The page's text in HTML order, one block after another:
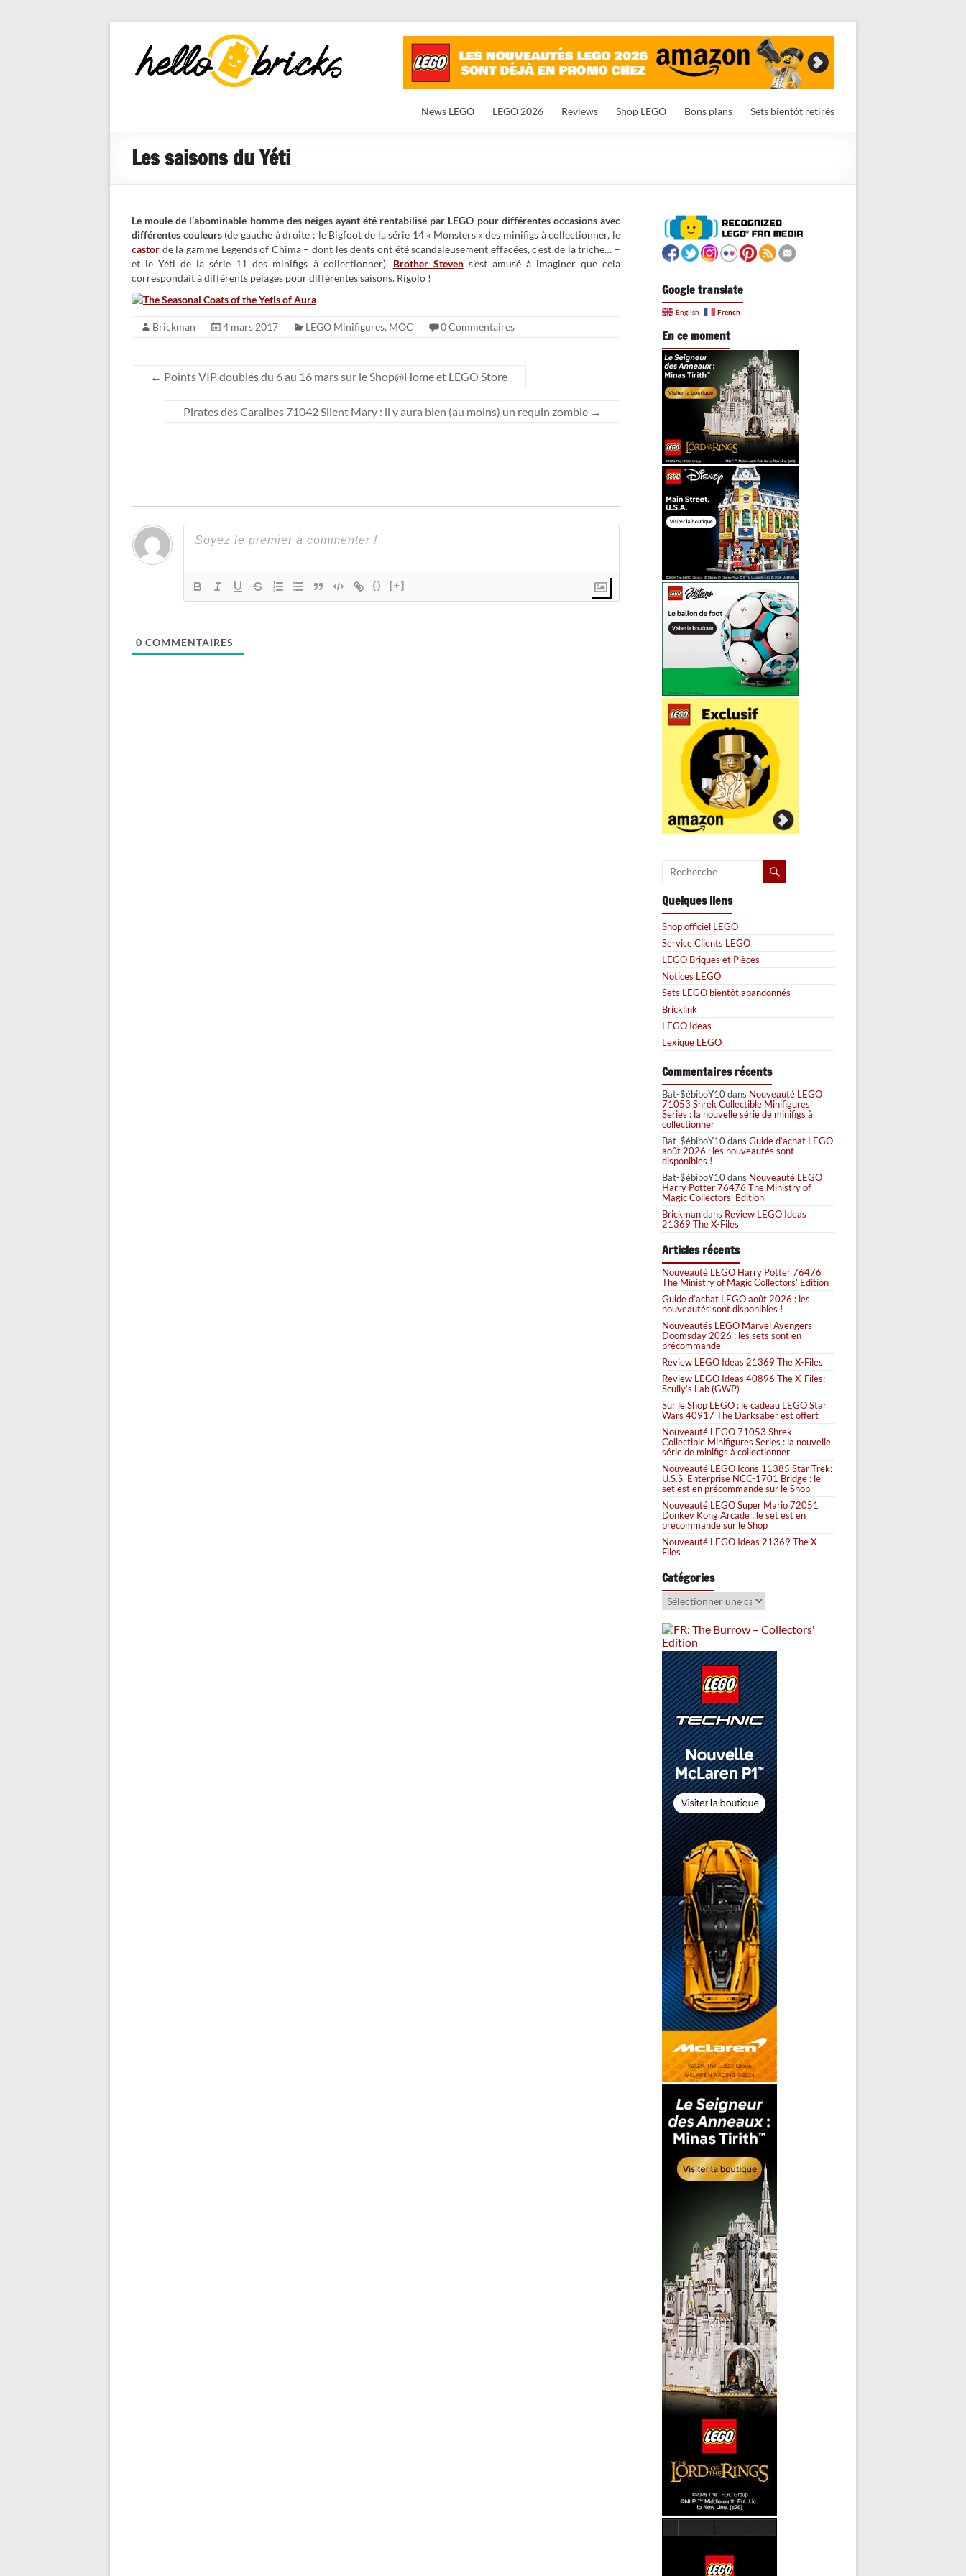
HelloBricks
Blog LEGO,
nouveaut�s
News LEGO LEGO 2026 Reviews Shop LEGO Bons plans Sets bientôt retirés
Les saisons du Yéti
Le moule de l’abominable homme des neiges ayant été rentabilisé par LEGO pour différentes occasions avec
différentes couleurs(de gauche à droite : le Bigfoot de la série 14 « Monsters » des minifigs à collectionner, le
castor de la gamme Legends of Chima – dont les dents ont été scandaleusement effacées, c’est de la triche… –
et le Yéti de la série 11 des minifigs à collectionner), Brother Stevens’est amusé à imaginer que cela
correspondait à différents pelages pour différentes saisons. Rigolo !
Brickman 4 mars 2017 LEGO Minifigures, MOC 0 Commentaires
← Points VIP doublés du 6 au 16 mars sur le Shop@Home et LEGO Store
Pirates des Caraibes 71042 Silent Mary : il y aura bien (au moins) un requin zombie →
{} [+]
0 COMMENTAIRES
Google translate
English French
En ce moment
Quelques liens
Shop officiel LEGO
Service Clients LEGO
LEGO Briques et Pièces
Notices LEGO
Sets LEGO bientôt abandonnés
Bricklink
LEGO Ideas
Lexique LEGO
Commentaires récents
Bat-$ébiboY10dans Nouveauté LEGO
71053 Shrek Collectible Minifigures
Series : la nouvelle série de minifigs à
collectionner
Bat-$ébiboY10dans Guide d’achat LEGO
août 2026 : les nouveautés sont
disponibles !
Bat-$ébiboY10dans Nouveauté LEGO
Harry Potter 76476 The Ministry of
Magic Collectors’ Edition
Brickmandans Review LEGO Ideas
21369 The X-Files
Articles récents
Nouveauté LEGO Harry Potter 76476
The Ministry of Magic Collectors’ Edition
Guide d’achat LEGO août 2026 : les
nouveautés sont disponibles !
Nouveautés LEGO Marvel Avengers
Doomsday 2026 : les sets sont en
précommande
Review LEGO Ideas 21369 The X-Files
Review LEGO Ideas 40896 The X-Files:
Scully’s Lab (GWP)
Sur le Shop LEGO : le cadeau LEGO Star
Wars 40917 The Darksaber est offert
Nouveauté LEGO 71053 Shrek
Collectible Minifigures Series : la nouvelle
série de minifigs à collectionner
Nouveauté LEGO Icons 11385 Star Trek:
U.S.S. Enterprise NCC-1701 Bridge : le
set est en précommande sur le Shop
Nouveauté LEGO Super Mario 72051
Donkey Kong Arcade : le set est en
précommande sur le Shop
Nouveauté LEGO Ideas 21369 The X-
Files
Catégories
Catégories